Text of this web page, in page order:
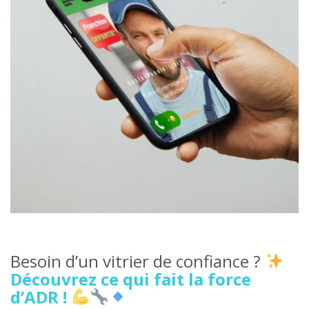
Besoin d’un vitrier de confiance ?
Découvrez ce qui fait la force
d’ADR !